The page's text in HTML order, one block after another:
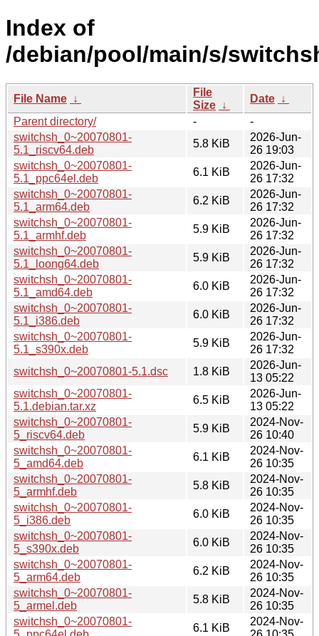
Index of
/debian/pool/main/s/
File Name ↓
File
Size ↓
Date ↓
Parent directory/
-
-
switchsh_0~20070801-
5.1_riscv64.deb
5.8 KiB
2026-Jun-
26 19:03
switchsh_0~20070801-
5.1_ppc64el.deb
6.1 KiB
2026-Jun-
26 17:32
switchsh_0~20070801-
5.1_arm64.deb
6.2 KiB
2026-Jun-
26 17:32
switchsh_0~20070801-
5.1_armhf.deb
5.9 KiB
2026-Jun-
26 17:32
switchsh_0~20070801-
5.1_loong64.deb
5.9 KiB
2026-Jun-
26 17:32
switchsh_0~20070801-
5.1_amd64.deb
6.0 KiB
2026-Jun-
26 17:32
switchsh_0~20070801-
5.1_i386.deb
6.0 KiB
2026-Jun-
26 17:32
switchsh_0~20070801-
5.1_s390x.deb
5.9 KiB
2026-Jun-
26 17:32
switchsh_0~20070801-5.1.dsc
1.8 KiB
2026-Jun-
13 05:22
switchsh_0~20070801-
5.1.debian.tar.xz
6.5 KiB
2026-Jun-
13 05:22
switchsh_0~20070801-
5_riscv64.deb
5.9 KiB
2024-Nov-
26 10:40
switchsh_0~20070801-
5_amd64.deb
6.1 KiB
2024-Nov-
26 10:35
switchsh_0~20070801-
5_armhf.deb
5.8 KiB
2024-Nov-
26 10:35
switchsh_0~20070801-
5_i386.deb
6.0 KiB
2024-Nov-
26 10:35
switchsh_0~20070801-
5_s390x.deb
6.0 KiB
2024-Nov-
26 10:35
switchsh_0~20070801-
5_arm64.deb
6.2 KiB
2024-Nov-
26 10:35
switchsh_0~20070801-
5_armel.deb
5.8 KiB
2024-Nov-
26 10:35
switchsh_0~20070801-
6.1 KiB
2024-Nov-